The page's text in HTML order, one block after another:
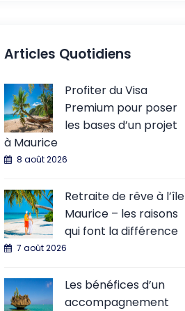
Articles Quotidiens
Profiter du Visa
Premium pour poser
les bases d’un projet
à Maurice
8 août 2026
Retraite de rêve à l’île
Maurice – les raisons
qui font la différence
7 août 2026
Les bénéfices d’un
accompagnement